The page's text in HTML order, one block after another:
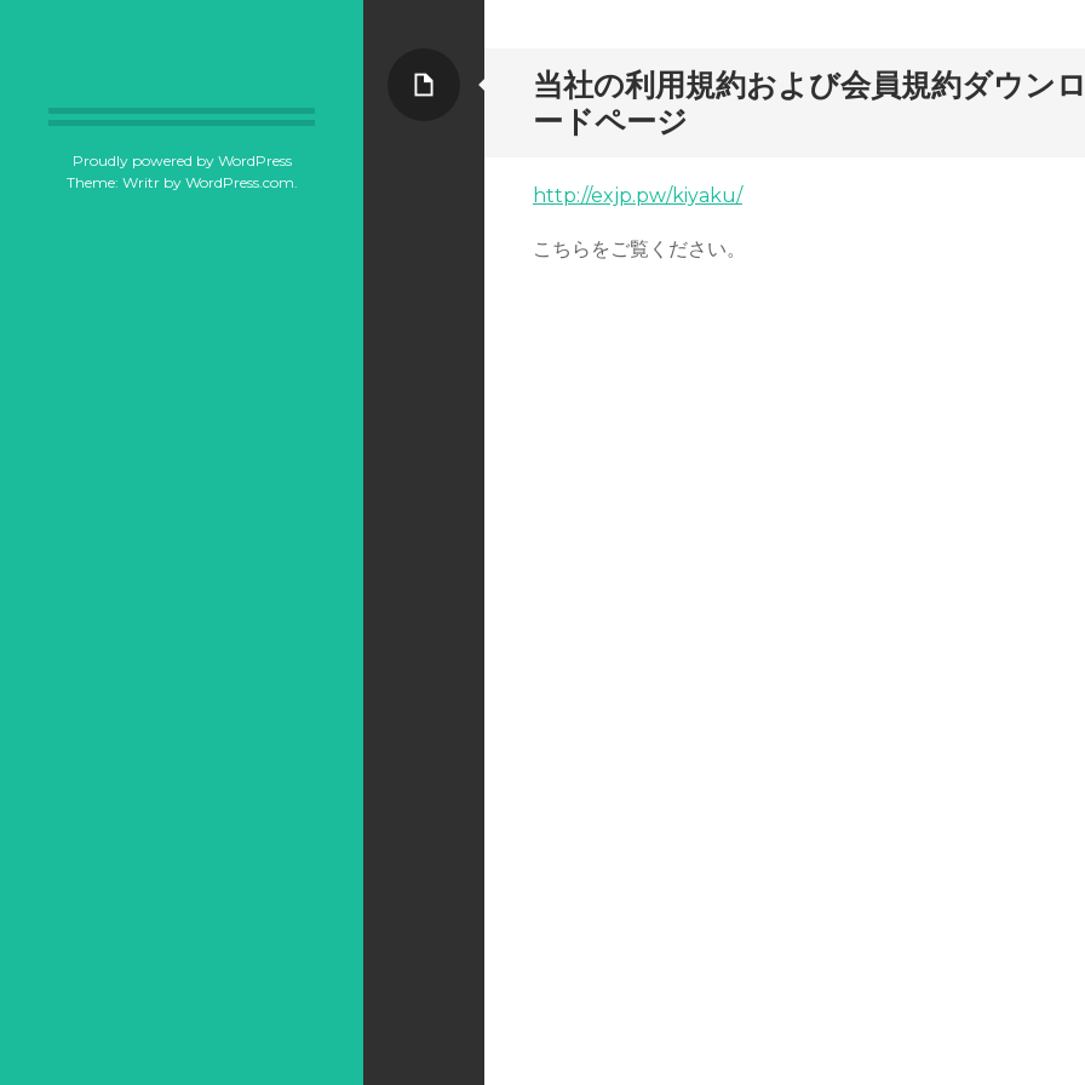
Proudly powered by WordPress
Theme: Writr by WordPress.com.
当社の利用規約および会員規約ダウン
ードページ
http://exjp.pw/kiyaku/
こちらをご覧ください。